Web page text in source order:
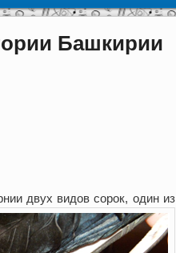
Башкирии
двух видов сорок, один из